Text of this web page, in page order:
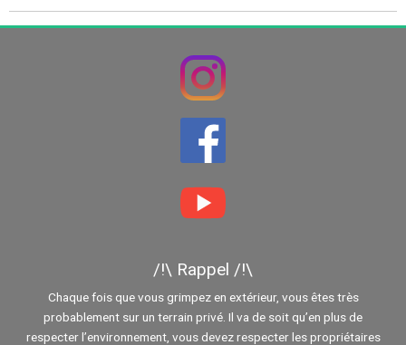
/!\ Rappel /!\
Chaque fois que vous grimpez en extérieur, vous êtes très
probablement sur un terrain privé. Il va de soit qu’en plus de
respecter l’environnement, vous devez respecter les propriétaires